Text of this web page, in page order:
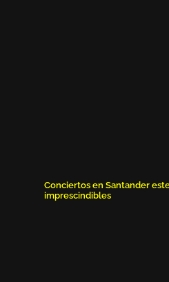
Conciertos en Santander
imprescindibles